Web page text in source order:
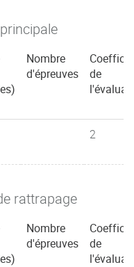
Nombre
d'épreuves
de
2
rattrapage
Nombre
d'épreuves
de